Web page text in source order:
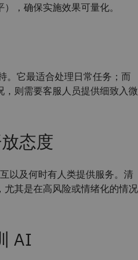
，确保实施效果可量化。
。它最适合处理日常任务；而
则需要客服人员提供细致入微
态度
以及何时有人类提供服务。清
其是在高风险或情绪化的情况
AI